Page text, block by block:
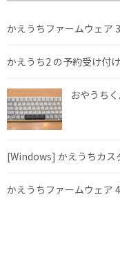
かえうちファームウェア
かえうち2 の予約受け付
おやうち
[Windows] かえうちカス
かえうちファームウェア